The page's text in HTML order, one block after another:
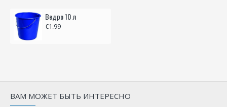
Ведро 10 л
€1.99
ВАМ МОЖЕТ БЫТЬ ИНТЕРЕСНО